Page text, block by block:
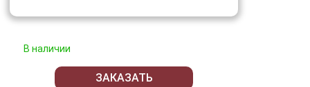
В наличии
ЗАКАЗАТЬ